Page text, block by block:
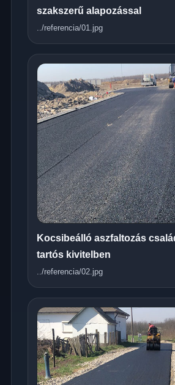
szakszerű alapozással
../referencia/01.jpg
Kocsibeálló aszfaltozás
tartós kivitelben
../referencia/02.jpg